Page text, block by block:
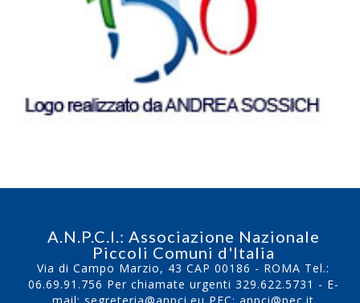
A.N.P.C.I.: Associazione Nazionale
Piccoli Comuni d'Italia
Via di Campo Marzio, 43 CAP 00186 - ROMA Tel.:
06.69.91.756 Per chiamate urgenti 329.622.5731 - E-